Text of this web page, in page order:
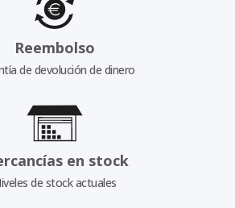
Reembolso
de devolución de dinero
en stock
de stock actuales